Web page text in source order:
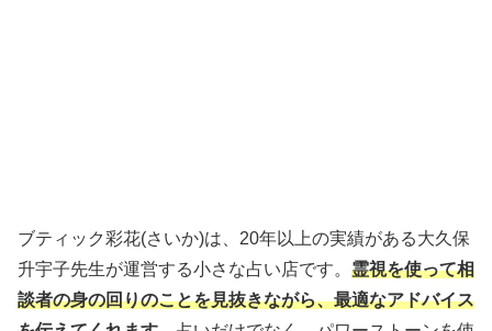
ブティック彩花(さいか)は、20年以上の実績がある大久保
升宇子先生が運営する小さな占い店です。 霊視を使って相
談者の身の回りのことを見抜きながら、最適なアドバイス